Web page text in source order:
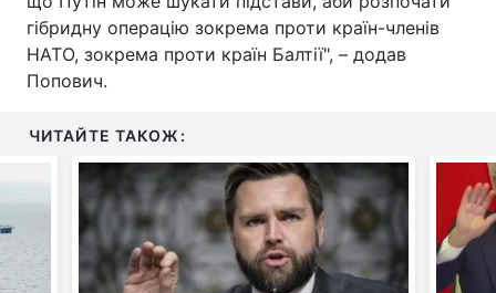
гібридну операцію зокрема проти країн-членів
НАТО, зокрема проти країн Балтії", – додав
Попович.
ЧИТАЙТЕ ТАКОЖ: